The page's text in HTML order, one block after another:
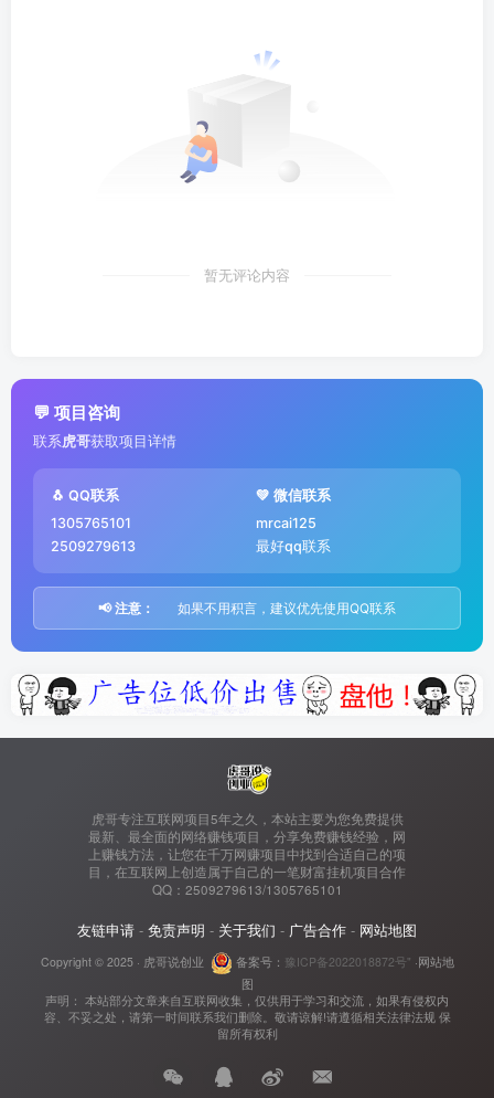
暂无评论内容
💬 项目咨询
联系 虎哥获取项目详情
🐧 QQ联系
1305765101
2509279613
💚 微信联系
mrcai125
最好qq联系
📢 注意： 如果不用积言，建议优先使用QQ联系
虎哥专注互联网项目5年之久，本站主要为您免费提供
最新、最全面的网络赚钱项目，分享免费赚钱经验，网
上赚钱方法，让您在千万网赚项目中找到合适自己的项
目，在互联网上创造属于自己的一笔财富挂机项目合作
QQ：2509279613/1305765101
友链申请 - 免责声明 - 关于我们 - 广告合作 - 网站地图
Copyright © 2025 · 虎哥说创业 备案号： 豫ICP备2022018872号" ·网站地
图
声明： 本站部分文章来自互联网收集，仅供用于学习和交流，如果有侵权内
容、不妥之处，请第一时间联系我们删除。敬请谅解!请遵循相关法律法规 保
留所有权利